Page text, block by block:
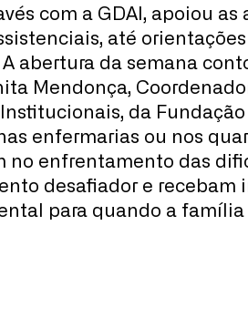
com a GDAI, apoiou
até
abertura da semana
Mendonça,
da
enfermarias ou nos
enfrentamento das
desafiador e
para quando a